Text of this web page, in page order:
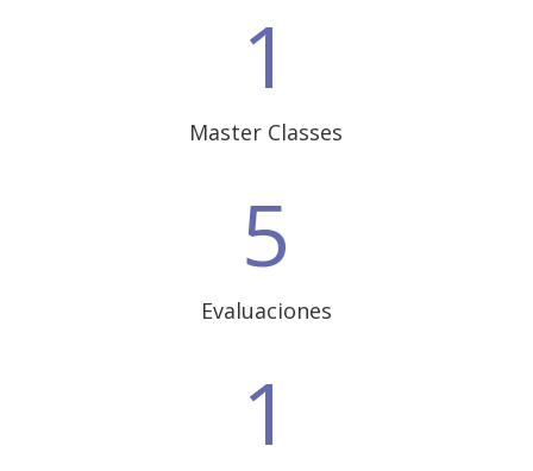
1
Master Classes
5
Evaluaciones
1